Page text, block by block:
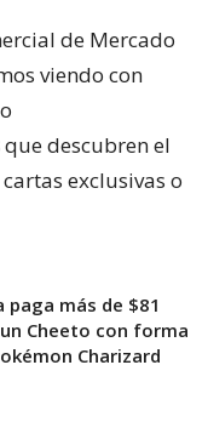
de Mercado
viendo con
que descubren el
exclusivas o
paga más de $81
Cheeto con forma
Charizard